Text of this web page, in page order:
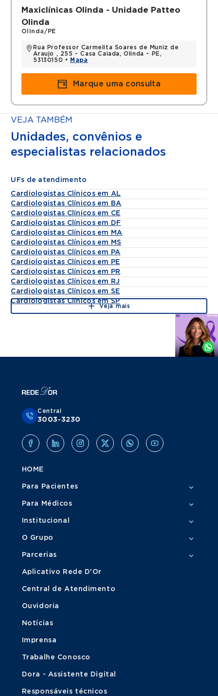
Maxiclínicas Olinda - Unidade Patteo
Olinda
Olinda/PE
Rua Professor Carmelita Soares de Muniz de
Araujo , 255 - Casa Caiada, Olinda - PE,
53130150 •
Mapa
Marque uma consulta
VEJA TAMBÉM
Unidades, convênios e
especialistas relacionados
UFs de atendimento
Cardiologistas Clínicos em AL
Cardiologistas Clínicos em BA
Cardiologistas Clínicos em CE
Cardiologistas Clínicos em DF
Cardiologistas Clínicos em MA
Cardiologistas Clínicos em MS
Cardiologistas Clínicos em PA
Cardiologistas Clínicos em PE
Cardiologistas Clínicos em PR
Cardiologistas Clínicos em RJ
Cardiologistas Clínicos em SE
Cardiologistas Clínicos em SP
Veja mais
Agende
Whatsapp
Central
3003-3230
HOME
Para Pacientes
Para Médicos
Institucional
O Grupo
Parcerias
Aplicativo Rede D'Or
Central de Atendimento
Ouvidoria
Notícias
Imprensa
Trabalhe Conosco
Dora - Assistente Digital
Responsáveis técnicos